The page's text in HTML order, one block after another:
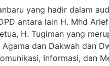
yang hadir dalam
antara lain H. Mhd
H. Tugiman yang
dan Dakwah dan
Informasi, dan